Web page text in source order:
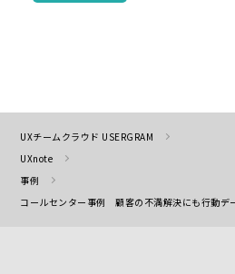
UXチームクラウド USERGRAM
UXnote
事例
コールセンター事例 顧客の不満解決にも行動デ